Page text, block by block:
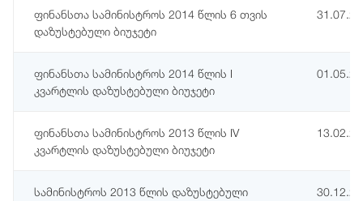
ფინანსთა სამინისტროს 2014 წლის 6 თვის
დაზუსტებული ბიუჯეტი
ფინანსთა სამინისტროს 2014 წლის I
კვარტლის დაზუსტებული ბიუჯეტი
ფინანსთა სამინისტროს 2013 წლის IV
კვარტლის დაზუსტებული ბიუჯეტი
სამინისტროს 2013 წლის დაზუსტებული